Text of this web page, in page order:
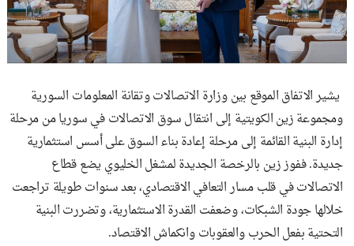
يشير الاتفاق الموقع بين وزارة الاتصالات وتقانة المعلومات السورية
ومجموعة زين الكويتية إلى انتقال سوق الاتصالات في سوريا من مرحلة
إدارة البنية القائمة إلى مرحلة إعادة بناء السوق على أسس استثمارية
جديدة. ففوز زين بالرخصة الجديدة لمشغل الخليوي يضع قطاع
الاتصالات في قلب مسار التعافي الاقتصادي، بعد سنوات طويلة تراجعت
خلالها جودة الشبكات، وضعفت القدرة الاستثمارية، وتضررت البنية
التحتية بفعل الحرب والعقوبات وانكماش الاقتصاد.